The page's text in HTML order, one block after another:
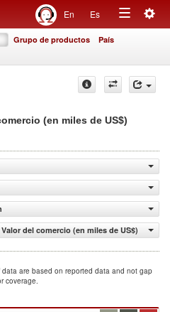
En Es
Toggle
Grupo de productos País
(en miles de US$)
del comercio (en miles de US$)
are based on reported data and not gap
coverage.